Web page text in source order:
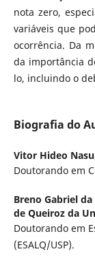
nota zero,
variáveis que
ocorrência. Da
da importância
lo, incluindo o
Biografia do
Vitor Hideo
Doutorando em
Breno Gabriel da
de Queiroz da
Doutorando em
(ESALQ/USP).